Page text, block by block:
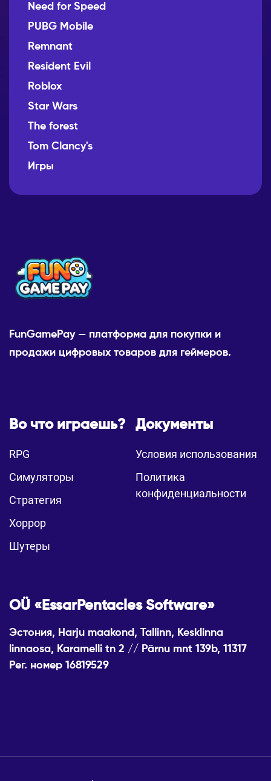
Need for Speed
PUBG Mobile
Remnant
Resident Evil
Roblox
Star Wars
The forest
Tom Clancy's
Игры
FunGamePay — платформа для покупки и
продажи цифровых товаров для геймеров.
Во что играешь?
RPG
Симуляторы
Стратегия
Хоррор
Шутеры
Документы
Условия использования
Политика
конфиденциальности
OÜ «EssarPentacles Software»
Эстония, Harju maakond, Tallinn, Kesklinna
linnaosa, Karamelli tn 2 // Pärnu mnt 139b, 11317
Рег. номер 16819529